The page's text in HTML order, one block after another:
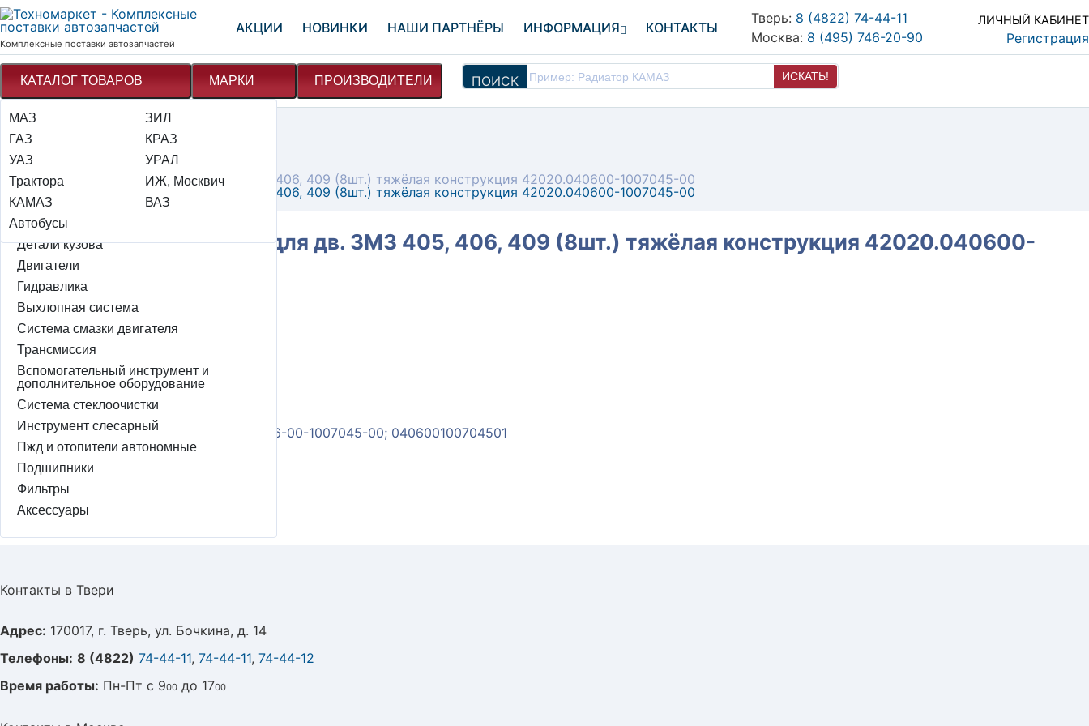
Комплексные поставки автозапчастей
АКЦИИ НОВИНКИ НАШИ ПАРТНЁРЫ ИНФОРМАЦИЯ КОНТАКТЫ
Тверь: 8 (4822) 74-44-11
Москва: 8 (495) 746-20-90
ЛИЧНЫЙ КАБИНЕТ
Регистрация
КАТАЛОГ ТОВАРОВ
Электрооборудование
Детали подвески автомобиля
Тормозная система
Рулевое управление + мок
Система охлаждения и отопления
Система питания и элементы эсуд
Детали кузова
Двигатели
Гидравлика
Выхлопная система
Система смазки двигателя
Трансмиссия
Вспомогательный инструмент и
дополнительное оборудование
Система стеклоочистки
Инструмент слесарный
Пжд и отопители автономные
Подшипники
Фильтры
Аксессуары
МАРКИ
МАЗ
ГАЗ
УАЗ
Трактора
КАМАЗ
Автобусы
ЗИЛ
КРАЗ
УРАЛ
ИЖ, Москвич
ВАЗ
ПРОИЗВОДИТЕЛИ ПОИСК ИСКАТЬ!
Техномаркет
Каталог
Двигатели
Гидротолкатели
Гидротолкатель клапана для дв. ЗМЗ 405, 406, 409 (8шт.) тяжёлая конструкция 42020.040600-1007045-00
Гидротолкатель клапана для дв. ЗМЗ 405, 406, 409 (8шт.) тяжёлая конструкция 42020.040600-1007045-00
Гидротолкатель клапана для дв. ЗМЗ 405, 406, 409 (8шт.) тяжёлая конструкция 42020.040600-
1007045-00
Цена: 1 796 ₽
авторизуйтесь для заказа
playlist_add
Под заказ
Артикул
42020.040600-1007045-00
ОЕМ
42020.406.1007045 в упаковке; 42020.0406-00-1007045-00; 040600100704501
Производитель
Автодеталь-Сервис
Совместимость
ГАЗ, УАЗ
Контакты в Твери
Адрес: 170017, г. Тверь, ул. Бочкина, д. 14
Телефоны: 8 (4822) 74-44-11, 74-44-11, 74-44-12
Время работы: Пн-Пт с 900 до 1700